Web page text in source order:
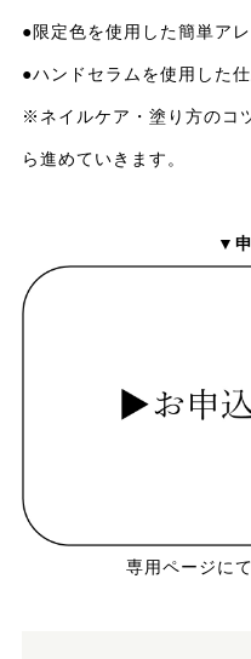
●限定色を使用した簡単ア
●ハンドセラムを使用した
※ネイルケア・塗り方のコ
ら進めていきます。
▼
専用ページに